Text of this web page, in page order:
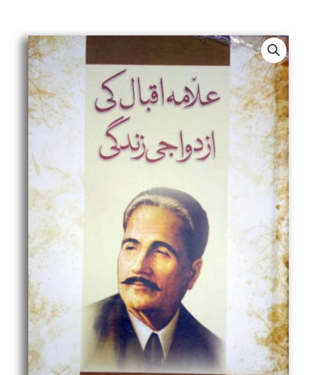
Iqbal
Azdawaji
Zindagi,
علامہ